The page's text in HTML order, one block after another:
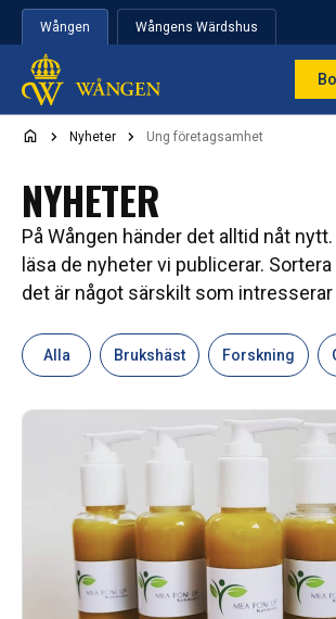
Hoppa till innehåll
Wången Wångens Wärdshus
Nyheter Ung företagsamhet
NYHETER
På Wången händer det alltid nåt
läsa de nyheter vi publicerar.
det är något särskilt som intresserar
Alla Brukshäst Forskning